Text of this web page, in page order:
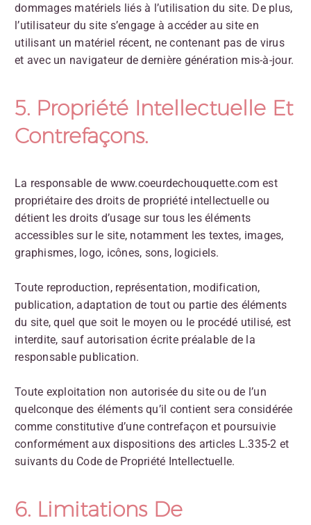
dommages matériels liés à l’utilisation du site. De plus,
l’utilisateur du site s’engage à accéder au site en
utilisant un matériel récent, ne contenant pas de virus
et avec un navigateur de dernière génération mis-à-jour.
5. Propriété Intellectuelle Et
Contrefaçons.
La responsable de www.coeurdechouquette.com est
propriétaire des droits de propriété intellectuelle ou
détient les droits d’usage sur tous les éléments
accessibles sur le site, notamment les textes, images,
graphismes, logo, icônes, sons, logiciels.
Toute reproduction, représentation, modification,
publication, adaptation de tout ou partie des éléments
du site, quel que soit le moyen ou le procédé utilisé, est
interdite, sauf autorisation écrite préalable de la
responsable publication.
Toute exploitation non autorisée du site ou de l’un
quelconque des éléments qu’il contient sera considérée
comme constitutive d’une contrefaçon et poursuivie
conformément aux dispositions des articles L.335-2 et
suivants du Code de Propriété Intellectuelle.
6. Limitations De